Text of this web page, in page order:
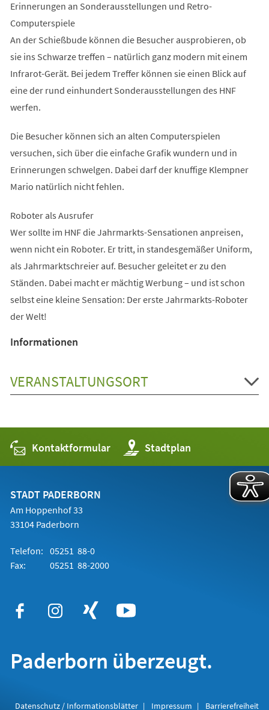
Erinnerungen an Sonderausstellungen und Retro-
Computerspiele
An der Schießbude können die Besucher ausprobieren, ob
sie ins Schwarze treffen – natürlich ganz modern mit einem
Infrarot-Gerät. Bei jedem Treffer können sie einen Blick auf
eine der rund einhundert Sonderausstellungen des HNF
werfen.
Die Besucher können sich an alten Computerspielen
versuchen, sich über die einfache Grafik wundern und in
Erinnerungen schwelgen. Dabei darf der knuffige Klempner
Mario natürlich nicht fehlen.
Roboter als Ausrufer
Wer sollte im HNF die Jahrmarkts-Sensationen anpreisen,
wenn nicht ein Roboter. Er tritt, in standesgemäßer Uniform,
als Jahrmarktschreier auf. Besucher geleitet er zu den
Ständen. Dabei macht er mächtig Werbung – und ist schon
selbst eine kleine Sensation: Der erste Jahrmarkts-Roboter
der Welt!
Informationen
VERANSTALTUNGSORT
Kontaktformular Stadtplan
(Öffnet
in
einem
STADT PADERBORN
Am Hoppenhof 33
33104 Paderborn
Telefon: 05251 88-0
Fax:
05251 88-2000
Paderborn überzeugt.
Datenschutz / Informationsblätter Impressum Barrierefreiheit